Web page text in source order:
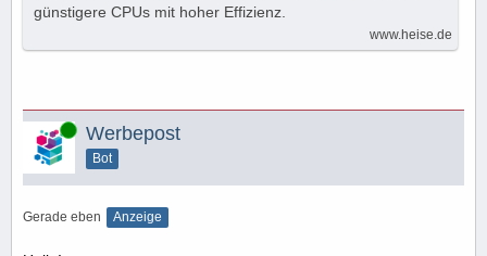
günstigere CPUs mit hoher Effizienz.
www.heise.de
Online Werbepost
Bot
Gerade eben Anzeige